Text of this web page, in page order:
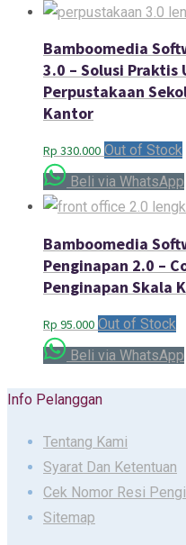
Bamboomedia
3.0 – Solusi
Perpustakaan
Kantor
Rp 330.000 Out of Stock
Beli via WhatsApp
Bamboomedia
Penginapan 2.0 –
Penginapan Skala
Rp 95.000 Out of Stock
Beli via WhatsApp
Info Pelanggan
Tentang Kami
Syarat Dan Ketentuan
Cek Nomor Resi
Sitemap